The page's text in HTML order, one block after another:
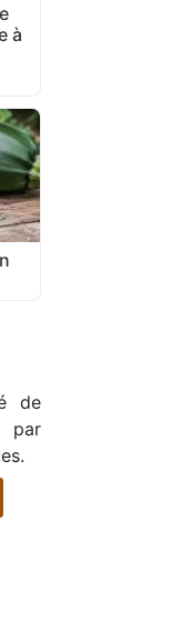
à
de
par